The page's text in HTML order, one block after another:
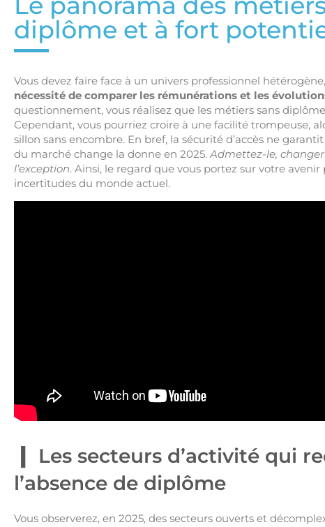
diplôme et à fort
Vous devez faire face à un univers professionnel
nécessité de comparer les rémunérations et les
questionnement, vous réalisez que les métiers sans
Cependant, vous pourriez croire à une facilité trompeuse,
sillon sans encombre. En bref, la sécurité d’accès ne
du marché change la donne en 2025.Admettez-le,
l’exception. Ainsi, le regard que vous portez sur votre
incertitudes du monde actuel.
Les secteurs d’activité qui
l’absence de diplôme
Vous observerez, en 2025, des secteurs ouverts et